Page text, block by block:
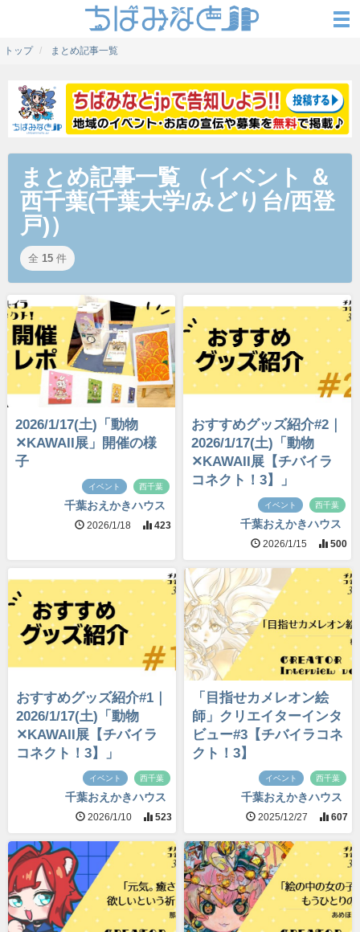
トップ まとめ記事一覧
まとめ記事一覧 （イベント ＆
西千葉(千葉大学/みどり台/西登
戸)）
全 15 件
2026/1/17(土)「動物
✕KAWAII展」開催の様
子
イベント 西千葉
千葉おえかきハウス
2026/1/18 423
おすすめグッズ紹介#2｜
2026/1/17(土)「動物
✕KAWAII展【チバイラ
コネクト！3】」
イベント 西千葉
千葉おえかきハウス
2026/1/15 500
おすすめグッズ紹介#1｜
2026/1/17(土)「動物
✕KAWAII展【チバイラ
コネクト！3】」
イベント 西千葉
千葉おえかきハウス
2026/1/10 523
「目指せカメレオン絵
師」クリエイターインタ
ビュー#3【チバイラコネ
クト！3】
イベント 西千葉
千葉おえかきハウス
2025/12/27 607